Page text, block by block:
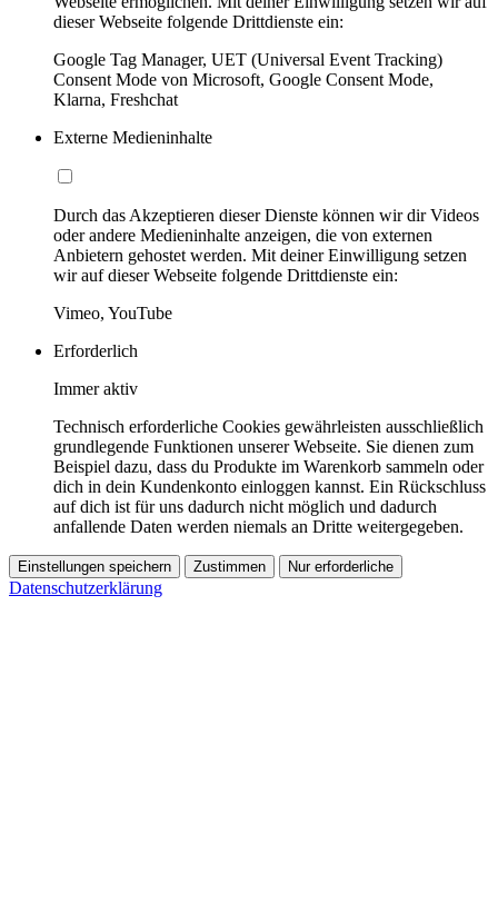
dieser Webseite folgende Drittdienste ein:
Google Tag Manager, UET (Universal Event Tracking)
Consent Mode von Microsoft, Google Consent Mode,
Klarna, Freshchat
Externe Medieninhalte
Durch das Akzeptieren dieser Dienste können wir dir Videos
oder andere Medieninhalte anzeigen, die von externen
Anbietern gehostet werden. Mit deiner Einwilligung setzen
wir auf dieser Webseite folgende Drittdienste ein:
Vimeo, YouTube
Erforderlich
Immer aktiv
Technisch erforderliche Cookies gewährleisten ausschließlich
grundlegende Funktionen unserer Webseite. Sie dienen zum
Beispiel dazu, dass du Produkte im Warenkorb sammeln oder
dich in dein Kundenkonto einloggen kannst. Ein Rückschluss
auf dich ist für uns dadurch nicht möglich und dadurch
anfallende Daten werden niemals an Dritte weitergegeben.
Einstellungen speichern Zustimmen Nur erforderliche
Datenschutzerklärung